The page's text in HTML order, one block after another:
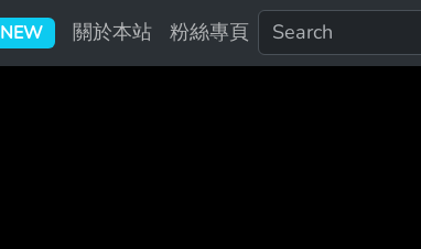
NEW 關於本站 粉絲專頁